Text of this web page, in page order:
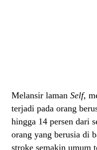
Melansir lamanSelf,
terjadi pada orang
hingga 14 persen dari
orang yang berusia di
stroke semakin umum